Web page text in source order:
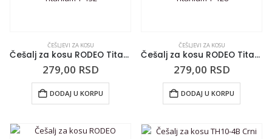
ČEŠLJEVI ZA KOSU
Češalj za kosu RODEO Titanium T-132
279,00 RSD
DODAJ U KORPU
ČEŠLJEVI ZA KOSU
Češalj za kosu RODEO Titanium T-128
279,00 RSD
DODAJ U KORPU